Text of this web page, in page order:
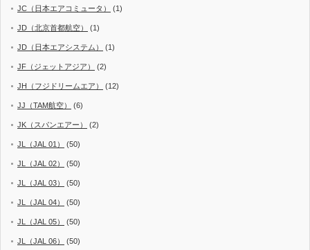
JC（日本エアコミュータ） (1)
JD（北京首都航空） (1)
JD（日本エアシステム） (1)
JF（ジェットアジア） (2)
JH（フジドリームエア） (12)
JJ（TAM航空） (6)
JK（スパンエアー） (2)
JL（JAL 01） (50)
JL（JAL 02） (50)
JL（JAL 03） (50)
JL（JAL 04） (50)
JL（JAL 05） (50)
JL（JAL 06） (50)